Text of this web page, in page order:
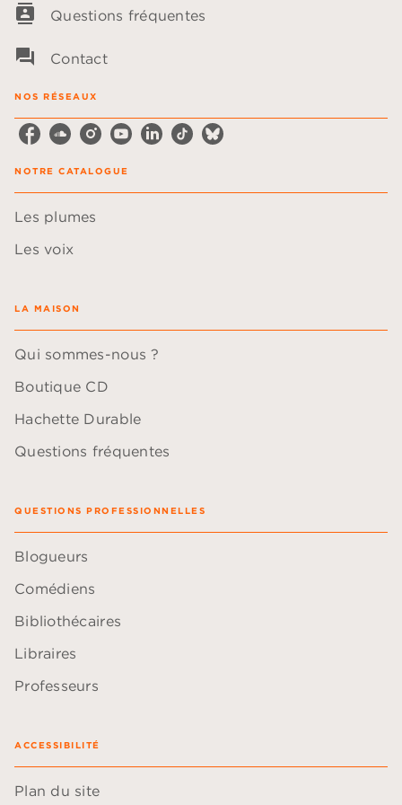
contacts Questions fréquentes
question_answer Contact
NOS RÉSEAUX
NOTRE CATALOGUE
Les plumes
Les voix
LA MAISON
Qui sommes-nous ?
Boutique CD
Hachette Durable
Questions fréquentes
QUESTIONS PROFESSIONNELLES
Blogueurs
Comédiens
Bibliothécaires
Libraires
Professeurs
ACCESSIBILITÉ
Plan du site